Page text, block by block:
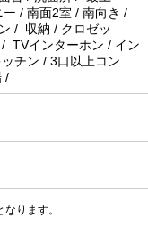
/ 南面2室 / 南向き /
/ 収納 / クロゼッ
/ TVインターホン / イン
チン / 3口以上コン
/
ります。